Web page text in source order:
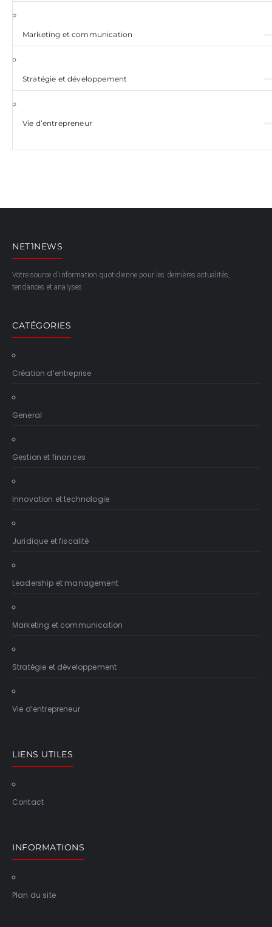
Marketing et communication
Stratégie et développement
Vie d’entrepreneur
NET1NEWS
Votre source d'information quotidienne pour les dernières actualités,
tendances et analyses.
CATÉGORIES
Création d’entreprise
General
Gestion et finances
Innovation et technologie
Juridique et fiscalité
Leadership et management
Marketing et communication
Stratégie et développement
Vie d’entrepreneur
LIENS UTILES
Contact
INFORMATIONS
Plan du site